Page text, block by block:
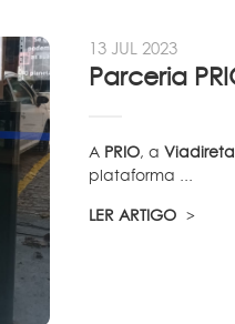
13 JUL 2023
A PRIO, aViadireta
plataforma ...
LER ARTIGO